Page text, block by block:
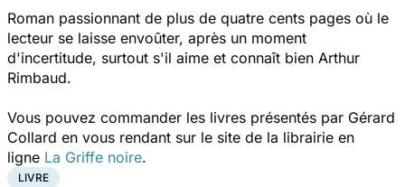
Roman passionnant de plus de quatre cents pages où le
lecteur se laisse envoûter, après un moment
d'incertitude, surtout s'il aime et connaît bien Arthur
Rimbaud.
Vous pouvez commander les livres présentés par Gérard
Collard en vous rendant sur le site de la librairie en
ligne La Griffe noire.
LIVRE